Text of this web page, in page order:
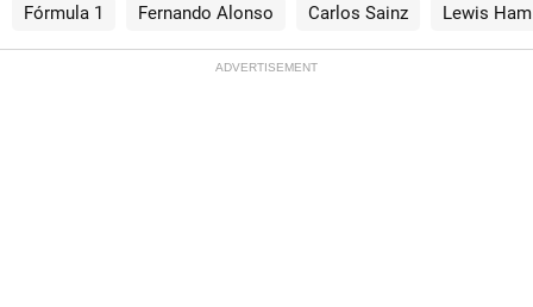
Fórmula 1 Fernando Alonso Carlos Sainz Lewis
ADVERTISEMENT